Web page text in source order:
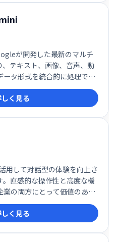
が開発した最新のマルチ
テキスト、画像、音声、動
ータ形式を統合的に処理でき
より、ユーザーは単一のプラ
報源を組み合わせた高度な
く見る
用して対話型の体験を向上さ
。直感的な操作性と高度な機
の両方にとって価値のある
ます。その多用途性、拡張
技術基盤により、ChatGPTは
ョンの新しいスタンダードを
く見る